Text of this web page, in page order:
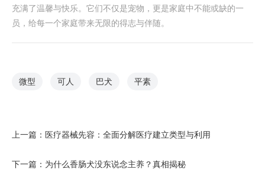
充满了温馨与快乐。它们不仅是宠物，更是家庭中不能或缺的一
员，给每一个家庭带来无限的得志与伴随。
微型 可人 巴犬 平素
上一篇： 医疗器械先容：全面分解医疗建立类型与利用
下一篇： 为什么香肠犬没东说念主养？真相揭秘